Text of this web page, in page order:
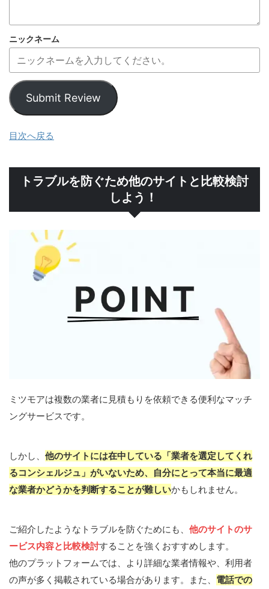
ニックネーム
Submit Review
目次へ戻る
トラブルを防ぐため他のサイトと比較検討
しよう！
ミツモアは複数の業者に見積もりを依頼できる便利なマッチ
ングサービスです。
しかし、 他のサイトには在中している「業者を選定してくれ
るコンシェルジュ」がいないため、自分にとって本当に最適
な業者かどうかを判断することが難しいかもしれません。
ご紹介したようなトラブルを防ぐためにも、 他のサイトのサ
ービス内容と比較検討することを強くおすすめします。
他のプラットフォームでは、より詳細な業者情報や、利用者
の声が多く掲載されている場合があります。また、 電話での